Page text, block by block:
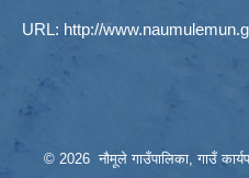
URL: http://
© 2026 नौमूले गाउँपालिका, गाउँ